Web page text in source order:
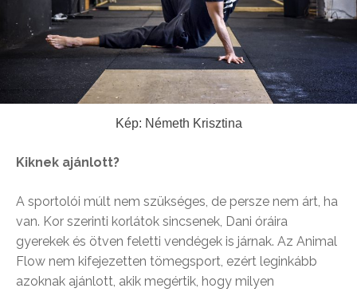
Kép: Németh Krisztina
Kiknek ajánlott?
A sportolói múlt nem szükséges, de persze nem árt, ha
van. Kor szerinti korlátok sincsenek, Dani óráira
gyerekek és ötven feletti vendégek is járnak. Az Animal
Flow nem kifejezetten tömegsport, ezért leginkább
azoknak ajánlott, akik megértik, hogy milyen